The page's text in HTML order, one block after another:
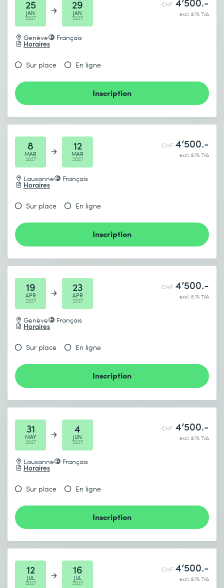
25
JAN
2027
29
JAN
2027
Genève Français
Horaires
CHF
excl. 8.1% TVA
Sur place En ligne
Inscription
8
MAR
2027
12
MAR
2027
Lausanne Français
Horaires
CHF 4’500.-
excl. 8.1% TVA
Sur place En ligne
Inscription
19
APR
2027
23
APR
2027
Genève Français
Horaires
CHF 4’500.-
excl. 8.1% TVA
Sur place En ligne
Inscription
31
MAY
2027
4
JUN
2027
Lausanne Français
Horaires
CHF 4’500.-
excl. 8.1% TVA
Sur place En ligne
Inscription
12
JUL
2027
16
JUL
2027
CHF 4’500.-
excl. 8.1% TVA